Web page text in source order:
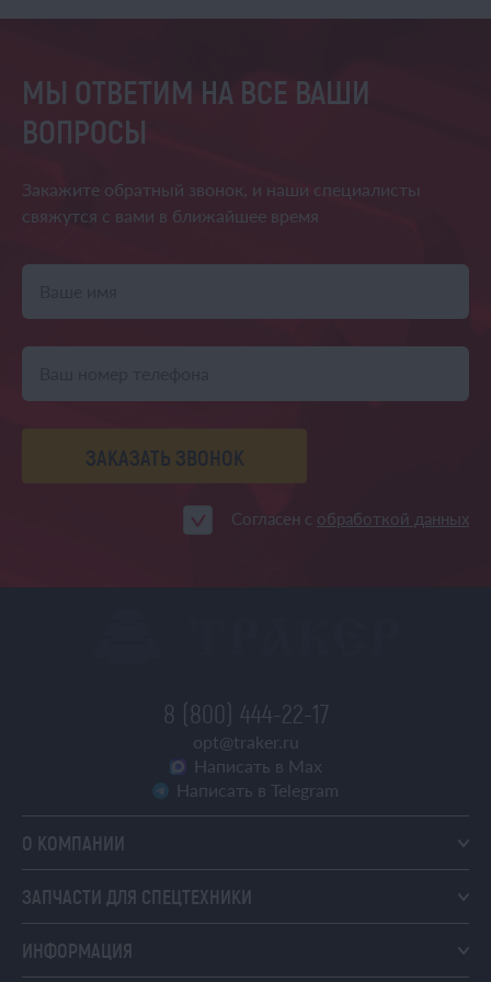
МЫ ОТВЕТИМ НА ВСЕ ВАШИ
ВОПРОСЫ
Закажите обратный звонок, и наши специалисты
свяжутся с вами в ближайшее время
ЗАКАЗАТЬ ЗВОНОК
Согласен с обработкой данных
8 (800) 444-22-17
opt@traker.ru
Написать в Max
Написать в Telegram
О КОМПАНИИ
ЗАПЧАСТИ ДЛЯ СПЕЦТЕХНИКИ
ИНФОРМАЦИЯ